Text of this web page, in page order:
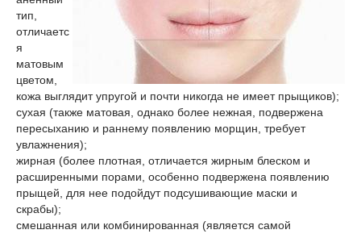
тип,
отличаетс
я
матовым
цветом,
кожа выглядит упругой и почти никогда не имеет прыщиков);
сухая (также матовая, однако более нежная, подвержена
пересыханию и раннему появлению морщин, требует
увлажнения);
жирная (более плотная, отличается жирным блеском и
расширенными порами, особенно подвержена появлению
прыщей, для нее подойдут подсушивающие маски и
скрабы);
смешанная или комбинированная (является самой